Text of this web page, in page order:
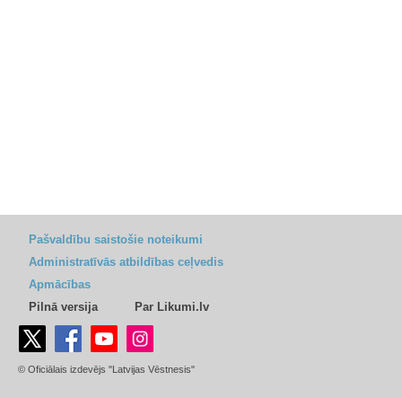
Pašvaldību saistošie noteikumi
Administratīvās atbildības ceļvedis
Apmācības
Pilnā versija
Par Likumi.lv
© Oficiālais izdevējs "Latvijas Vēstnesis"